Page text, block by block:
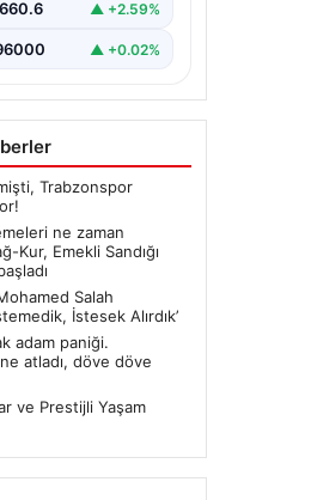
▲ +2.59%
▲ +0.02%
Trabzonspor
ne zaman
Kur, Emekli Sandığı
Salah
İstesek Alırdık’
adam paniği.
atladı, döve döve
ve Prestijli Yaşam